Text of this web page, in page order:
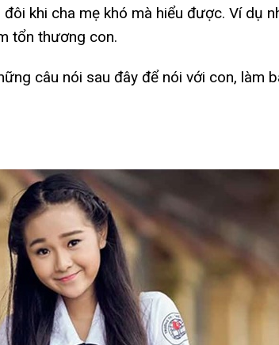
khi cha mẹ khó mà hiểu được. Ví dụ
tổn thương con.
câu nói sau đây để nói với con, làm